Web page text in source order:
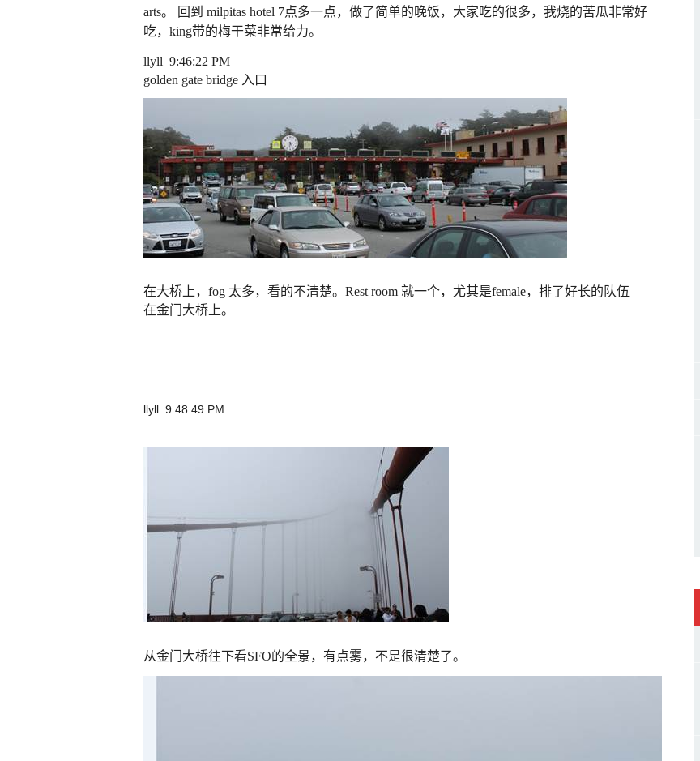
arts。 回到 milpitas hotel 7点多一点，做了简单的晚饭，大家吃的很多，我烧的苦瓜非常好
吃， king带的梅干菜非常给力。
llyll 9:46:22 PM
golden gate bridge 入口
在大桥上， fog 太多，看的不清楚。 Rest room 就一个，尤其是female，排了好长的队伍
在金门大桥上。
llyll 9:48:49 PM
从金门大桥往下看SFO的全景，有点雾，不是很清楚了。